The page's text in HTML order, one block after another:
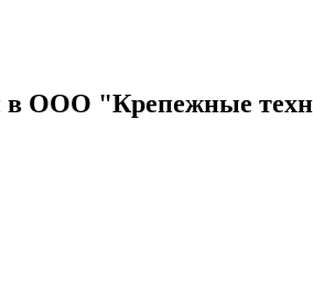
в ООО "Крепежные